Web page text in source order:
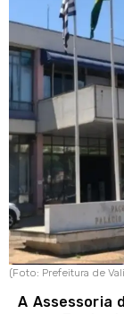
(Foto: Prefeitura de
A Assessoria